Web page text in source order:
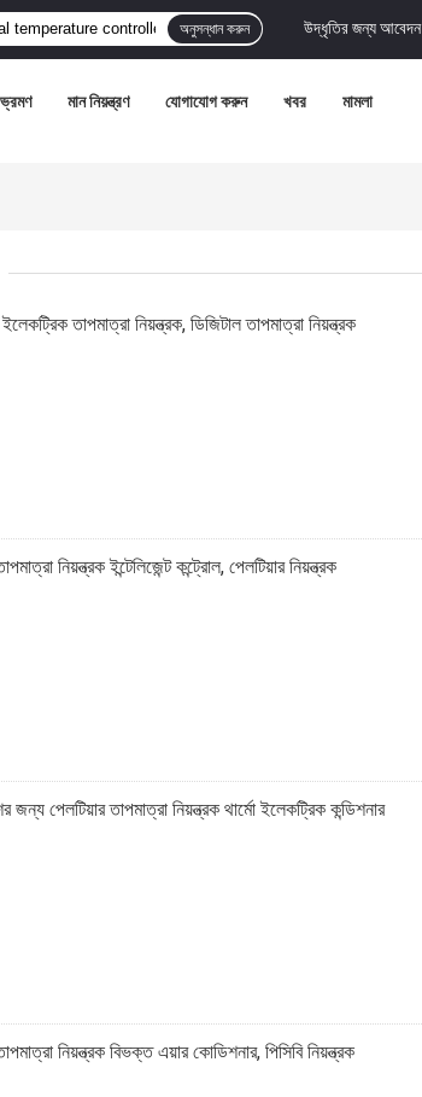
উদ্ধৃতির জন্য আবেদন
অনুসন্ধান করুন
ভ্রমণ মান নিয়ন্ত্রণ যোগাযোগ করুন খবর মামলা
তাপমাত্রা নিয়ন্ত্রক, ডিজিটাল তাপমাত্রা নিয়ন্ত্রক
নিয়ন্ত্রক ইন্টেলিজেন্ট কন্ট্রোল, পেলটিয়ার নিয়ন্ত্রক
জন্য পেলটিয়ার তাপমাত্রা নিয়ন্ত্রক থার্মো ইলেকট্রিক কন্ডিশনার
নিয়ন্ত্রক বিভক্ত এয়ার কোডিশনার, পিসিবি নিয়ন্ত্রক